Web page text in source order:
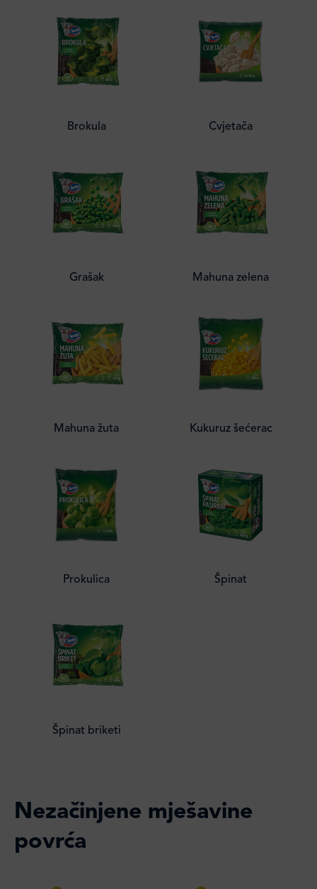
Brokula Cvjetača
Grašak Mahuna zelena
Mahuna žuta Kukuruz šećerac
Prokulica Špinat
Špinat briketi
Nezačinjene mješavine
povrća